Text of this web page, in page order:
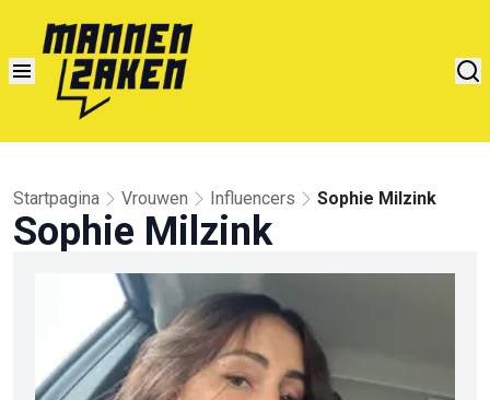
Startpagina Vrouwen Influencers Sophie Milzink
Sophie Milzink